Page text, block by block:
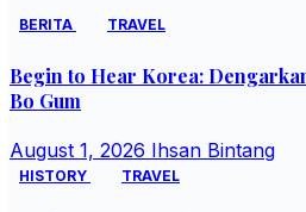
BERITA TRAVEL
Begin to Hear Korea:
Bo Gum
August 1, 2026 Ihsan Bintang
HISTORY TRAVEL